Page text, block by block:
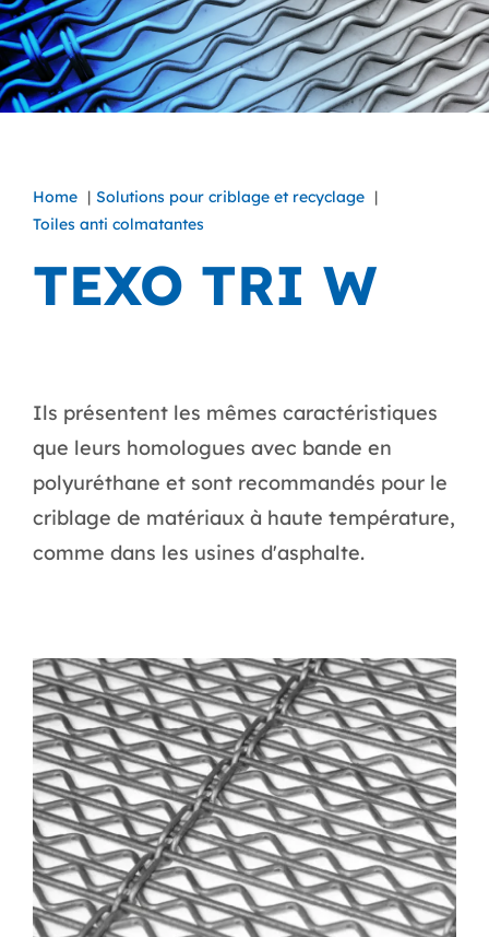
Home
Solutions pour criblage et recyclage
Toiles anti colmatantes
TEXO TRI W
Ils présentent les mêmes caractéristiques
que leurs homologues avec bande en
polyuréthane et sont recommandés pour le
criblage de matériaux à haute température,
comme dans les usines d'asphalte.